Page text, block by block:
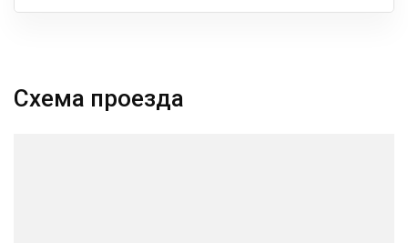
Схема проезда